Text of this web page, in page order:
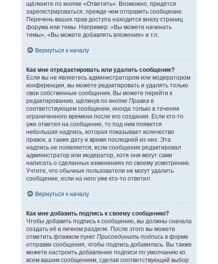
щёлкните по кнопке «Ответить». Возможно, придётся
зарегистрироваться, прежде чем отправить сообщение.
Перечень ваших прав доступа находится внизу страниц
форума или темы. Например: «Вы можете начинать
темы», «Вы можете добавлять вложения» и т.п.
Вернуться к началу
Как мне отредактировать или удалить сообщение?
Если вы не являетесь администратором или модератором
конференции, вы можете редактировать и удалять только
свои собственные сообщения. Вы можете перейти к
редактированию, щёлкнув по кнопке Правкав
соответствующем сообщении, иногда только в течение
ограниченного времени после его создания. Если кто-то
уже ответил на сообщение, то под ним появится
небольшая надпись, которая показывает количество
правок, а также дату и время последней из них. Эта
надпись не появляется, если сообщение редактировал
администратор или модератор, хотя они могут сами
написать о сделанных изменениях по своему усмотрению.
Учтите, что обычные пользователи не могут удалить
сообщение, если на него уже кто-то ответил.
Вернуться к началу
Как мне добавить подпись к своему сообщению?
Чтобы добавить подпись к сообщению, вы должны сначала
создать её в личном разделе. После этого вы можете
отметить флажком пункт Присоединить подписьв форме
отправки сообщения, чтобы подпись добавилась. Вы также
можете настроить добавление подписи по умолчанию ко
всем вашим сообщениям, сделав соответствующий выбор